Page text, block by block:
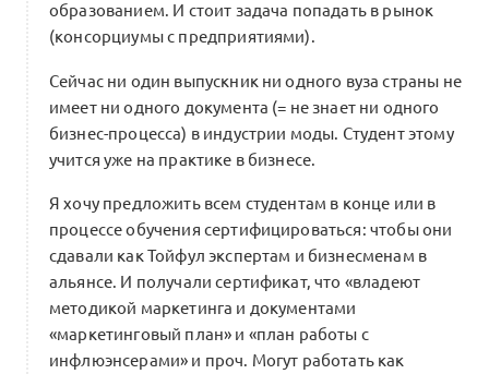
Шаг 3.9 Траектория лидерам
региональных сообществ
Введение: Почему индустрия не растет
пересборки. Сети менторинга
и поддержки
Бизнес-клуб Beinopen: выводим
образованием. И стоит задача попадать в рынок
(консорциумы с предприятиями).
Сейчас ни один выпускник ни одного вуза страны не
имеет ни одного документа (= не знает ни одного
бизнес-процесса) в индустрии моды. Студент этому
учится уже на практике в бизнесе.
Я хочу предложить всем студентам в конце или в
процессе обучения сертифицироваться: чтобы они
сдавали как Тойфул экспертам и бизнесменам в
альянсе. И получали сертификат, что «владеют
методикой маркетинга и документами
«маркетинговый план» и «план работы с
инфлюэнсерами» и проч. Могут работать как